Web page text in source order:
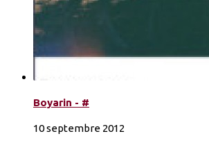
Boyarin - #
10 septembre 2012